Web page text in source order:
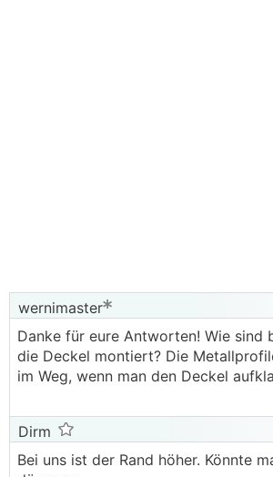
wernimaster
Danke für eure Antworten! Wie sind
die Deckel montiert? Die
im Weg, wenn man den Deckel
Dirm
Bei uns ist der Rand höher. Könnte